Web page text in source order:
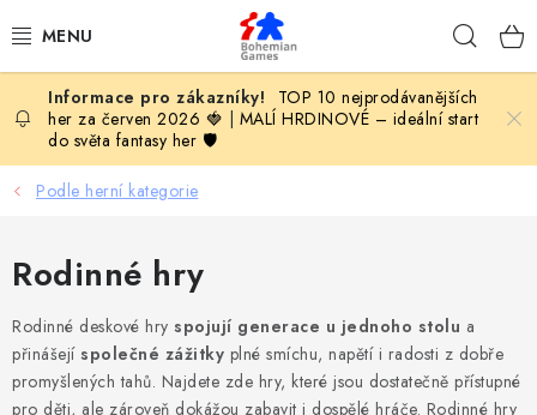
na
KOMPLETNÍ NABÍDKA HER
PODLE VĚKU
BLOG
VYDAVATELSTVÍ DESKOVÝCH HER
TOP 10 nejprodávanějších
her za červen 2026 🍓
MALÍ HRDINOVÉ – ideální start
do světa fantasy her 🛡️
Podle herní kategorie
Rodinné hry
Rodinné deskové hry spojují generace u jednoho stolu a
přinášejí společné zážitky plné smíchu, napětí i radosti z dobře
promyšlených tahů. Najdete zde hry, které jsou dostatečně přístupné
pro děti, ale zároveň dokážou zabavit i dospělé hráče. Rodinné hry